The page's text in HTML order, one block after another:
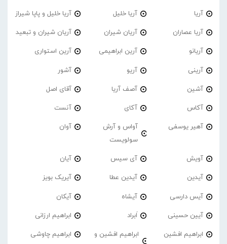
آریا آریا خلیل آریا خلیل و پاپا شیراز
آریا عصاران آریان شیران آریان شیران و تبعید
آریانو آرین ابراهیمی آرین استواری
آرینی آریو آشور
آشین آصف آریا آقای اصل
آکاس آکای آنست
آهیر یوسفی
آواس و آرش
سولویست
آوان
آویش آی سیس آیان
آیدین آیدین عطا آیریک بویز
آیس دارسی آیشاه آیکان
آیین حسینی اَبراد ابراهیم ارزانی
ابراهیم افشین
ابراهیم افشین و
ابراهیم چاوشی